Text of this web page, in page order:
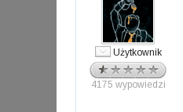
Użytkownik
4175 wypowiedzi